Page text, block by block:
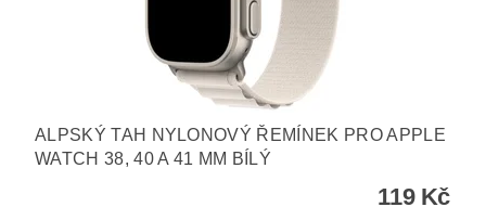
ALPSKÝ TAH NYLONOVÝ ŘEMÍNEK PRO APPLE
WATCH 38, 40 A 41 MM BÍLÝ
119 Kč